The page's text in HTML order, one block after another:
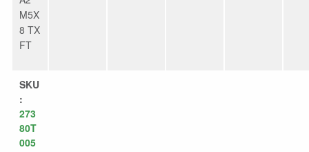
M5X
8 TX
FT
SKU
:
273
80T
005